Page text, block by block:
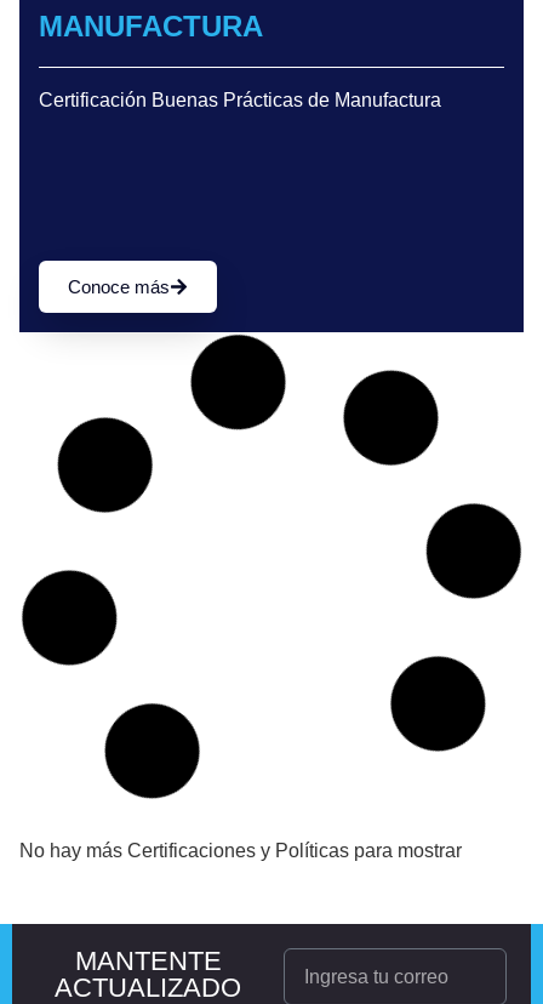
MANUFACTURA
Certificación Buenas Prácticas de Manufactura
Conoce más
No hay más Certificaciones y Políticas para mostrar
MANTENTE
ACTUALIZADO